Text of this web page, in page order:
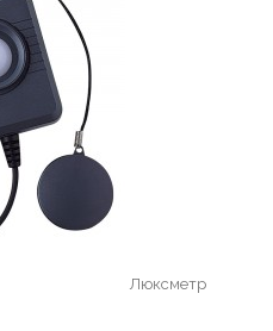
Люксметр